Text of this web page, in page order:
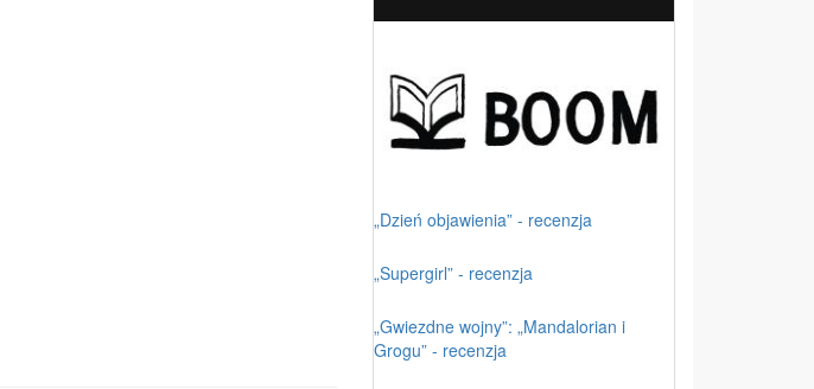
„Dzień objawienia” - recenzja
„Supergirl” - recenzja
„Gwiezdne wojny”: „Mandalorian i
Grogu” - recenzja